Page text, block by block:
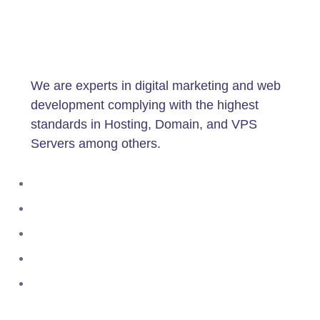
We are experts in digital marketing and web
development complying with the highest
standards in Hosting, Domain, and VPS
Servers among others.